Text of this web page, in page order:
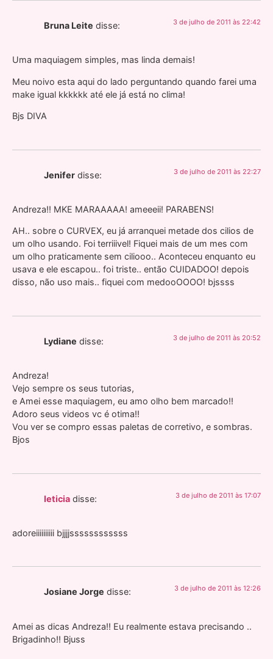
Bruna Leite disse: 3 de julho de 2011 às 22:42
Uma maquiagem simples, mas linda demais!
Meu noivo esta aqui do lado perguntando quando farei uma
make igual kkkkkk até ele já está no clima!
Bjs DIVA
Jenifer disse: 3 de julho de 2011 às 22:27
Andreza!! MKE MARAAAAA! ameeeii! PARABENS!
AH.. sobre o CURVEX, eu já arranquei metade dos cilios de
um olho usando. Foi terriiivel! Fiquei mais de um mes com
um olho praticamente sem ciliooo.. Aconteceu enquanto eu
usava e ele escapou.. foi triste.. então CUIDADOO! depois
disso, não uso mais.. fiquei com medooOOOO! bjssss
Lydiane disse: 3 de julho de 2011 às 20:52
Andreza!
Vejo sempre os seus tutorias,
e Amei esse maquiagem, eu amo olho bem marcado!!
Adoro seus videos vc é otima!!
Vou ver se compro essas paletas de corretivo, e sombras.
Bjos
leticia disse: 3 de julho de 2011 às 17:07
adoreiiiiiiiiii bjjjjssssssssssss
Josiane Jorge disse: 3 de julho de 2011 às 12:26
Amei as dicas Andreza!! Eu realmente estava precisando ..
Brigadinho!! Bjuss